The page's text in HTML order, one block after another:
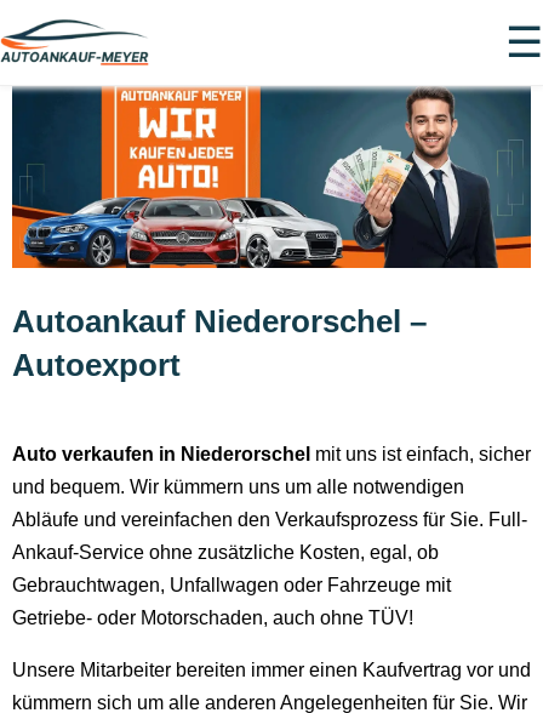
☰
Autoankauf Niederorschel –
Autoexport
Auto verkaufen in Niederorschel mit uns ist einfach, sicher
und bequem. Wir kümmern uns um alle notwendigen
Abläufe und vereinfachen den Verkaufsprozess für Sie. Full-
Ankauf-Service ohne zusätzliche Kosten, egal, ob
Gebrauchtwagen, Unfallwagen oder Fahrzeuge mit
Getriebe- oder Motorschaden, auch ohne TÜV!
Unsere Mitarbeiter bereiten immer einen Kaufvertrag vor und
kümmern sich um alle anderen Angelegenheiten für Sie. Wir